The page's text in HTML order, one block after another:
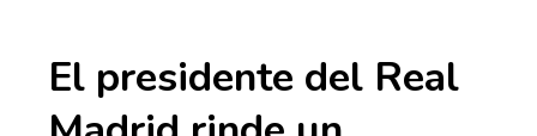
El presidente del Real